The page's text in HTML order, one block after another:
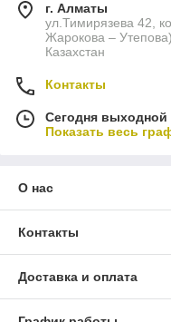
г. Алматы
ул.Тимирязева 42,
Жарокова –
Казахстан
Контакты
Сегодня выходной
Показать весь
О нас
Контакты
Доставка и оплата